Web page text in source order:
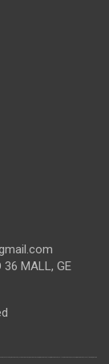
MALL, GE